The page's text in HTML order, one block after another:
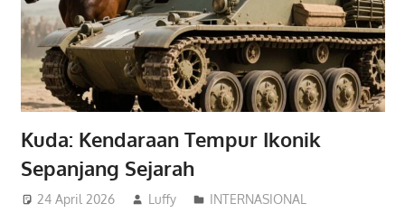
Kuda: Kendaraan Tempur Ikonik
Sepanjang Sejarah
24 April 2026 Luffy INTERNASIONAL